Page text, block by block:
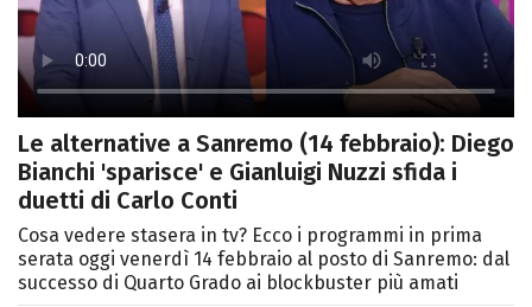
Le alternative a Sanremo (14 febbraio): Diego
Bianchi 'sparisce' e Gianluigi Nuzzi sfida i
duetti di Carlo Conti
Cosa vedere stasera in tv? Ecco i programmi in prima
serata oggi venerdì 14 febbraio al posto di Sanremo: dal
successo di Quarto Grado ai blockbuster più amati